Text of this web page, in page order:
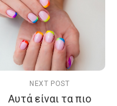
NEXT POST
Αυτά είναι τα πιο